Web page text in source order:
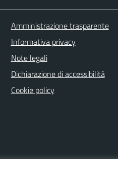
Amministrazione trasparente
Informativa privacy
Note legali
Dichiarazione di accessibilità
Cookie policy